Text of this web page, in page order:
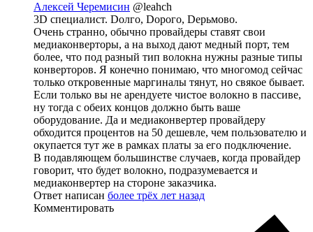
Алексей Черемисин @leahch
3D специалист. Dолго, Dорого, Dерьмово.
Очень странно, обычно провайдеры ставят свои
медиаконверторы, а на выход дают медный порт, тем
более, что под разный тип волокна нужны разные типы
конверторов. Я конечно понимаю, что многомод сейчас
только откровенные маргиналы тянут, но свякое бывает.
Если только вы не арендуете чистое волокно в пассиве,
ну тогда с обеих концов должно быть ваше
оборудование. Да и медиаконвертер провайдеру
обходится процентов на 50 дешевле, чем пользователю и
окупается тут же в рамках платы за его подключение.
В подавляющем большинстве случаев, когда провайдер
говорит, что будет волокно, подразумевается и
медиаконвертер на стороне заказчика.
Ответ написан более трёх лет назад
Комментировать